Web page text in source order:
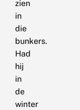
zien
in
die
bunkers.
Had
hij
in
de
winter